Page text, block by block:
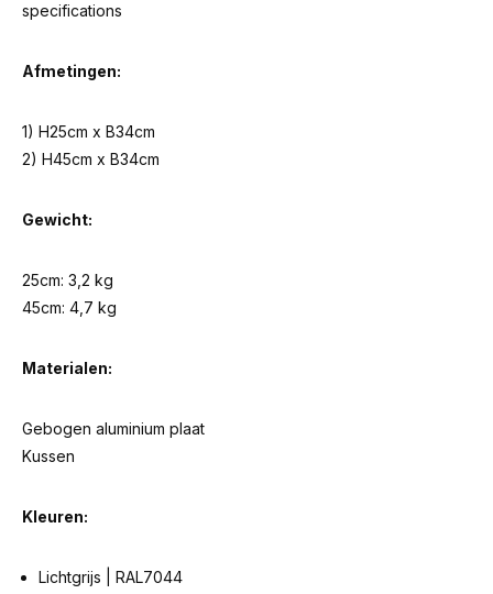
specifications
Afmetingen:
1) H25cm x B34cm
2) H45cm x B34cm
Gewicht:
25cm: 3,2 kg
45cm: 4,7 kg
Materialen:
Gebogen aluminium plaat
Kussen
Kleuren:
Lichtgrijs | RAL7044